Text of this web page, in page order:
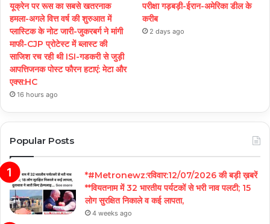
यूक्रेन पर रूस का सबसे खतरनाक
हमला-अगले वित्त वर्ष की शुरुआत में
प्लास्टिक के नोट जारी-जुकरबर्ग ने मांगी
माफी-CJP प्रोटेस्ट में ब्लास्ट की
साजिश रच रही थी ISI-गडकरी से जुड़ी
आपत्तिजनक पोस्ट फौरन हटाएं: मेटा और
एक्स:HC
16 hours ago
परीक्षा गड़बड़ी-ईरान-अमेरिका डील के
करीब
2 days ago
Popular Posts
*#Metronewz:रविवार:12/07/2026 की बड़ी ख़बरें
**वियतनाम में 32 भारतीय पर्यटकों से भरी नाव पलटी; 15
लोग सुरक्षित निकाले व कई लापता,
4 weeks ago